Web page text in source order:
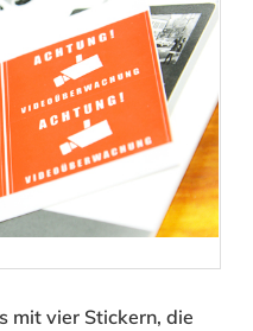
mit vier Stickern, die